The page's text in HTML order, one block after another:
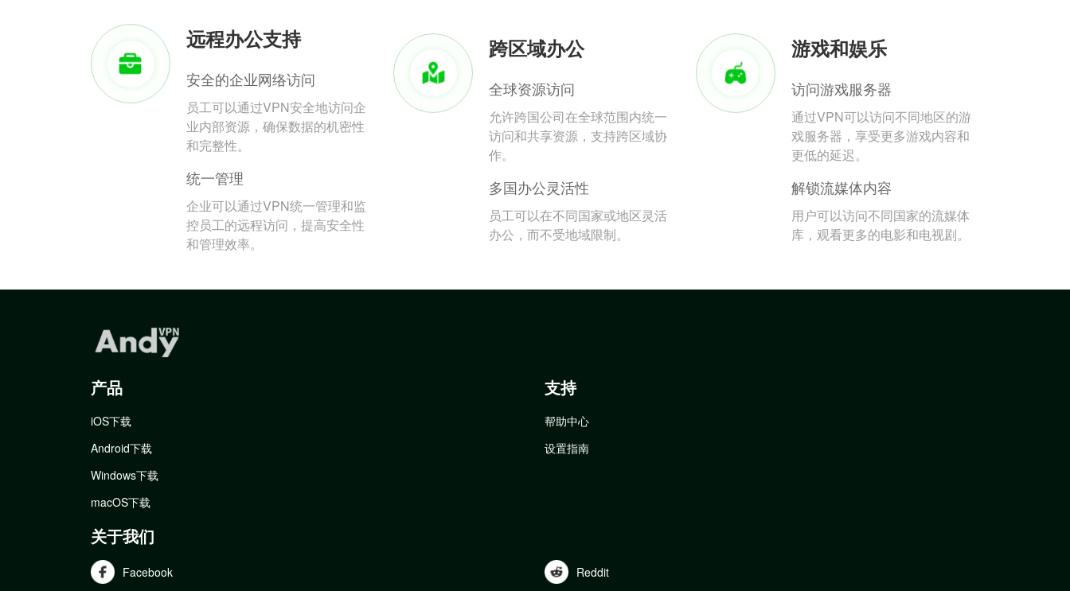
远程办公支持
安全的企业网络访问
员工可以通过VPN安全地访问企
业内部资源，确保数据的机密性
和完整性。
统一管理
企业可以通过VPN统一管理和监
控员工的远程访问，提高安全性
和管理效率。
跨区域办公
全球资源访问
允许跨国公司在全球范围内统一
访问和共享资源，支持跨区域协
作。
多国办公灵活性
员工可以在不同国家或地区灵活
办公，而不受地域限制。
游戏和娱乐
访问游戏服务器
通过VPN可以访问不同地区的游
戏服务器，享受更多游戏内容和
更低的延迟。
解锁流媒体内容
用户可以访问不同国家的流媒体
库，观看更多的电影和电视剧。
产品
iOS下载
Android下载
Windows下载
macOS下载
支持
帮助中心
设置指南
关于我们
Facebook Reddit